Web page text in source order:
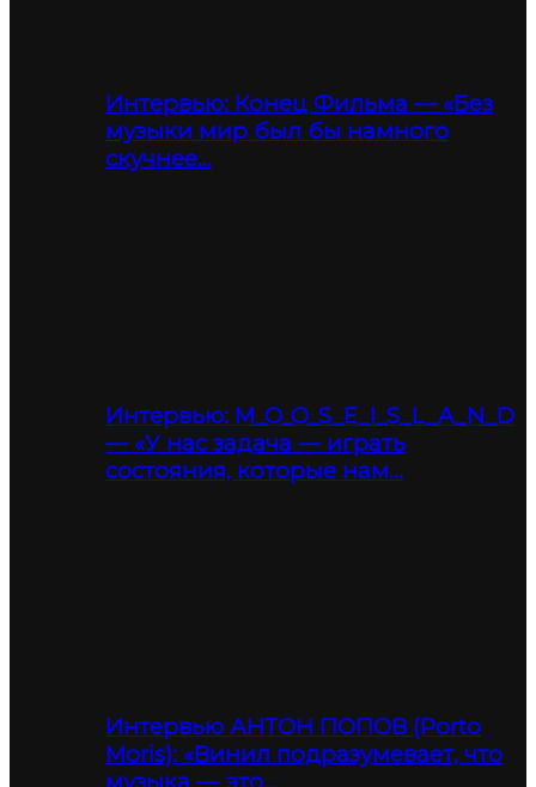
Интервью: Конец Фильма — «Без
музыки мир был бы намного
скучнее…
Интервью: M_O_O_S_E_I_S_L_A_N_D
— «У нас задача — играть
состояния, которые нам…
Интервью АНТОН ПОПОВ (Porto
Moris): «Винил подразумевает, что